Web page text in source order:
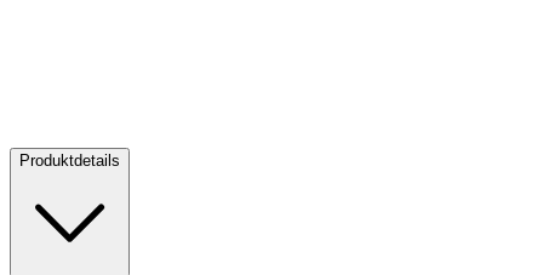
Produktdetails